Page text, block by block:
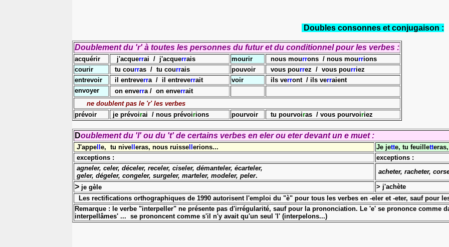
Doubles consonnes et conjugaison :
Doublement du 'r' à toutes les personnes du futur et du conditionnel pour les verbes :
acquérir j'acquerrai / j'acquerrais mourir nous mourrons / nous mourrions
courir
tu courras / tu courrais pouvoir vous pourrez / vous pourriez
entrevoir
il entreverra / il entreverrait voir ils verront / ils verraient
envoyer
on enverra / on enverrait
ne doublent pas le 'r' les verbes
prévoir
je prévoirai / nous prévoirions pourvoir tu pourvoiras / vous pourvoiriez
Doublement du 'l' ou du 't' de certains verbes en eler ou eter devant un e muet :
J'appe e, tu nive eras, nous ruisse erions... Je jette, tu feuillett
exceptions :
exceptions :
agneler, celer, déceler, receler, ciseler, démanteler, écarteler,
geler, dégeler, congeler, surgeler, marteler, modeler, peler.
acheter, racheter,
> je gèle
> j'achète
Les rectifications orthographiques de 1990 autorisent l'emploi du "è" pour tous les verbes en -eler et -eter, sauf pour
Remarque : le verbe "interpeller" ne présente pas d'irrégularité, sauf pour la prononciation. Le 'e' se prononce
interpellâmes' ... se prononcent comme s'il n'y avait qu'un seul 'l' (interpelons...)